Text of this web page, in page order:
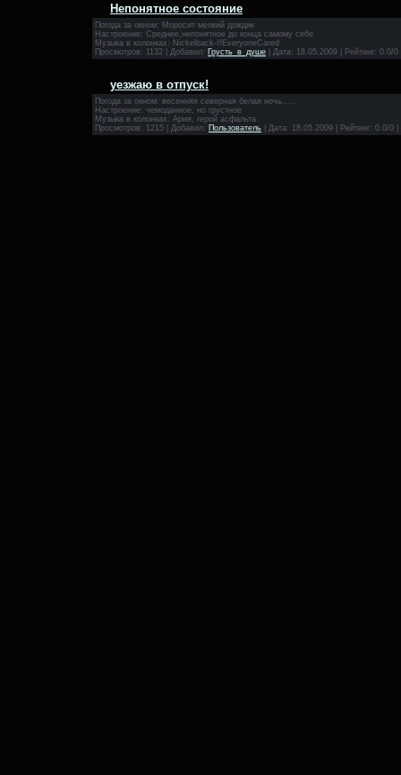
Непонятное состояние
Погода за окном: Моросит мелкий дождик
Настроение: Среднее,непонятное до конца самому себе
Музыка в колонках: Nickelback-IfEveryoneCared
Просмотров: 1132 | Добавил: Грусть_в_душе | Дата: 18.05.2009 | Рейтинг: 0.0/
уезжаю в отпуск!
Погода за окном: весенняя северная белая ночь.....
Настроение: чемоданное, но грустное
Музыка в колонках: Ария, герой асфальта
Просмотров: 1215 | Добавил: Пользователь | Дата: 18.05.2009 | Рейтинг: 0.0/0 |